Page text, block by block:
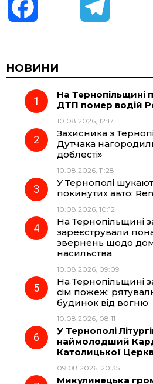
c
e
o
o
e
g
a
m
НОВИНИ
На Тернопільщині
ДТП помер водій
10.08.2026, 12:17
Захисника з
Дутчака
доблесті»
10.08.2026, 11:28
У Тернополі
покинутих авто:
10.08.2026, 10:12
На Тернопільщині
зареєстрували
звернень щодо
насильства
10.08.2026, 09:09
На Тернопільщині
сім пожеж:
будинок від вогню
10.08.2026, 08:11
У Тернополі
наймолодший
Католицької
09.08.2026, 20:35
Микулинецька